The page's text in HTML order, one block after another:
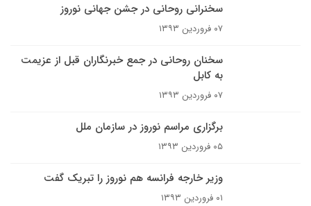
سخنرانی روحانی در جشن جهانی نوروز
۰۷ فروردین ۱۳۹۳
سخنان روحانی در جمع خبرنگاران قبل از عزیمت
به کابل
۰۷ فروردین ۱۳۹۳
برگزاری مراسم نوروز در سازمان ملل
۰۵ فروردین ۱۳۹۳
وزیر خارجه فرانسه هم نوروز را تبریک گفت
۰۱ فروردین ۱۳۹۳